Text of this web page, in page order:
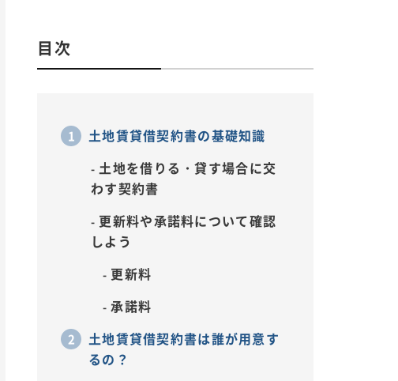
目次
土地賃貸借契約書の基礎知識
土地を借りる・貸す場合に交
わす契約書
更新料や承諾料について確認
しよう
更新料
承諾料
土地賃貸借契約書は誰が用意す
るの？